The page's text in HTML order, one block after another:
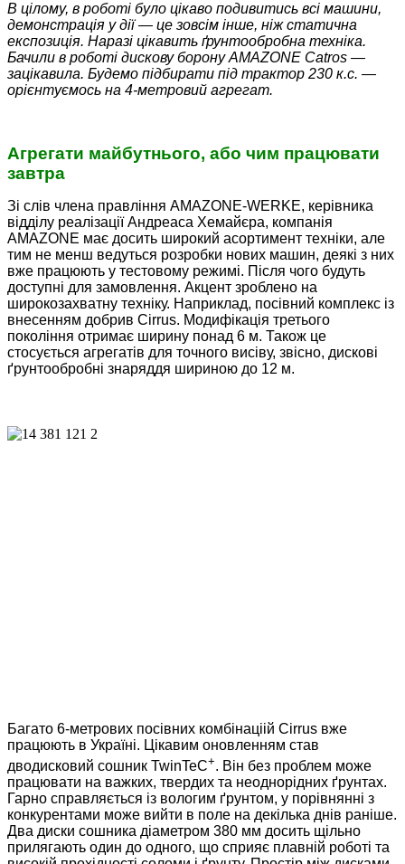
В цілому, в роботі було цікаво подивитись всі машини,
демонстрація у дії — це зовсім інше, ніж статична
експозиція. Наразі цікавить ґрунтообробна техніка.
Бачили в роботі дискову борону AMAZONE Catros —
зацікавила. Будемо підбирати під трактор 230 к.с. —
орієнтуємось на 4-метровий агрегат.
Агрегати майбутнього, або чим працювати
завтра
Зі слів члена правління AMAZONE-WERKE, керівника
відділу реалізації Андреаса Хемайєра, компанія
AMAZONE має досить широкий асортимент техніки, але
тим не менш ведуться розробки нових машин, деякі з них
вже працюють у тестовому режимі. Після чого будуть
доступні для замовлення. Акцент зроблено на
широкозахватну техніку. Наприклад, посівний комплекс із
внесенням добрив Cirrus. Модифікація третього
покоління отримає ширину понад 6 м. Також це
стосується агрегатів для точного висіву, звісно, дискові
ґрунтообробні знаряддя шириною до 12 м.
Багато 6-метрових посівних комбінаціій Cirrus вже
працюють в Україні. Цікавим оновленням став
дводисковий сошник TwinTeC+. Він без проблем може
працювати на важких, твердих та неоднорідних ґрунтах.
Гарно справляється із вологим ґрунтом, у порівнянні з
конкурентами може вийти в поле на декілька днів раніше.
Два диски сошника діаметром 380 мм досить щільно
прилягають один до одного, що сприяє плавній роботі та